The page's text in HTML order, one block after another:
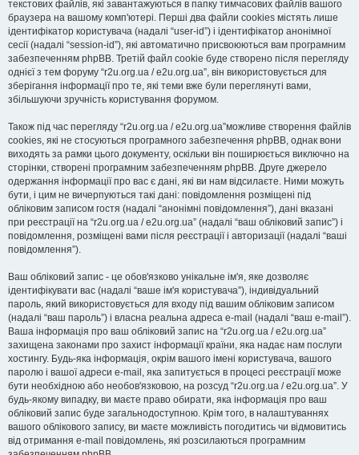
текстових файлів, які завантажуються в папку тимчасових файлів вашого
браузера на вашому комп'ютері. Перші два файли cookies містять лише
ідентифікатор користувача (надалі “user-id”) і ідентифікатор анонімної
сесії (надалі “session-id”), які автоматично присвоюються вам програмним
забезпеченням phpBB. Третій файл cookie буде створено після перегляду
однієї з тем форуму “r2u.org.ua / e2u.org.ua”, він використовується для
зберігання інформації про те, які теми вже були переглянуті вами,
збільшуючи зручність користування форумом.
Також під час перегляду “r2u.org.ua / e2u.org.ua”можливе створення файлів
cookies, які не стосуються програмного забезпечення phpBB, однак вони
виходять за рамки цього документу, оскільки він поширюється виключно на
сторінки, створені програмним забезпеченням phpBB. Друге джерело
одержання інформації про вас є дані, які ви нам відсилаєте. Ними можуть
бути, і цим не вичерпуються такі дані: повідомлення розміщені під
обліковим записом гостя (надалі “анонімні повідомлення”), дані вказані
при реєстрації на “r2u.org.ua / e2u.org.ua” (надалі “ваш обліковий запис”) і
повідомлення, розміщені вами після реєстрації і авторизації (надалі “ваші
повідомлення”).
Ваш обліковий запис - це обов'язково унікальне ім'я, яке дозволяє
ідентифікувати вас (надалі “ваше ім'я користувача”), індивідуальний
пароль, який використовується для входу під вашим обліковим записом
(надалі “ваш пароль”) і власна реальна адреса e-mail (надалі “ваш e-mail”).
Ваша інформація про ваш обліковий запис на “r2u.org.ua / e2u.org.ua”
захищена законами про захист інформації країни, яка надає нам послуги
хостингу. Будь-яка інформація, окрім вашого імені користувача, вашого
паролю і вашої адреси e-mail, яка запитується в процесі реєстрації може
бути необхідною або необов'язковою, на розсуд “r2u.org.ua / e2u.org.ua”. У
будь-якому випадку, ви маєте право обирати, яка інформація про ваш
обліковий запис буде загальнодоступною. Крім того, в налаштуваннях
вашого облікового запису, ви маєте можливість погодитись чи відмовитись
від отримання e-mail повідомлень, які розсилаються програмним